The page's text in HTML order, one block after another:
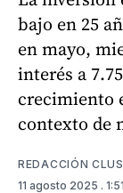
bajo en 25
en mayo,
interés a
crecimiento
contexto de
REDACCIÓN
11 agosto 2025 .